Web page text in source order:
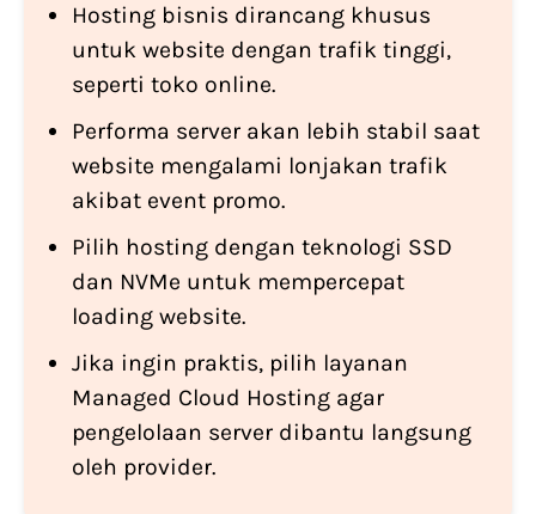
Hosting bisnis dirancang khusus
untuk website dengan trafik tinggi,
seperti toko online.
Performa server akan lebih stabil saat
website mengalami lonjakan trafik
akibat event promo.
Pilih hosting dengan teknologi SSD
dan NVMe untuk mempercepat
loading website.
Jika ingin praktis, pilih layanan
Managed Cloud Hosting agar
pengelolaan server dibantu langsung
oleh provider.